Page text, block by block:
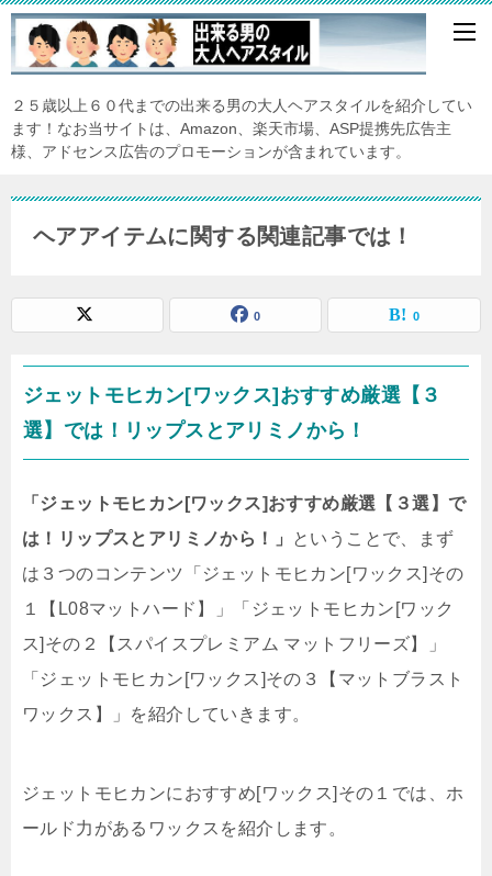
２５歳以上６０代までの出来る男の大人ヘアスタイルを紹介してい
ます！なお当サイトは、Amazon、楽天市場、ASP提携先広告主
様、アドセンス広告のプロモーションが含まれています。
ヘアアイテムに関する関連記事では！
0 0
ジェットモヒカン[ワックス]おすすめ厳選【３
選】では！リップスとアリミノから！
「ジェットモヒカン[ワックス]おすすめ厳選【３選】で
は！リップスとアリミノから！」
ということで、まず
は３つのコンテンツ「ジェットモヒカン[ワックス]その
１【L08マットハード】」「ジェットモヒカン[ワック
ス]その２【スパイスプレミアム マットフリーズ】」
「ジェットモヒカン[ワックス]その３【マットブラスト
ワックス】」を紹介していきます。
ジェットモヒカンにおすすめ[ワックス]その１では、ホ
ールド力があるワックスを紹介します。